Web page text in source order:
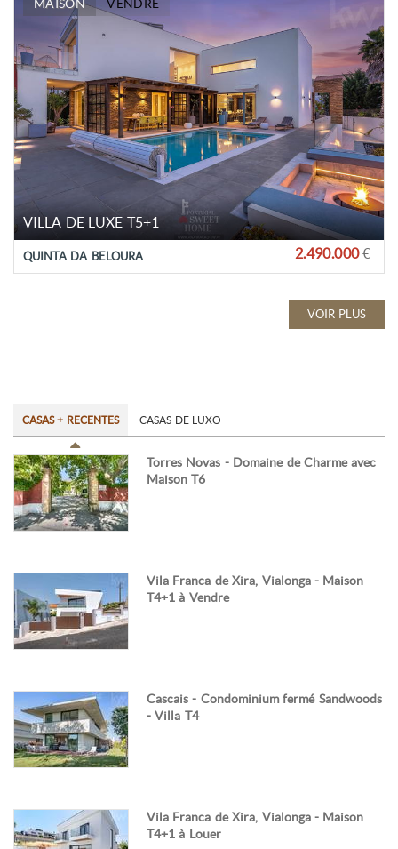
MAISON VENDRE
VILLA DE LUXE T5+1
QUINTA DA BELOURA 2.490.000€
VOIR PLUS
CASAS + RECENTES CASAS DE LUXO
Torres Novas - Domaine de Charme avec
Maison T6
Vila Franca de Xira, Vialonga - Maison
T4+1 à Vendre
Cascais - Condominium fermé Sandwoods
- Villa T4
Vila Franca de Xira, Vialonga - Maison
T4+1 à Louer